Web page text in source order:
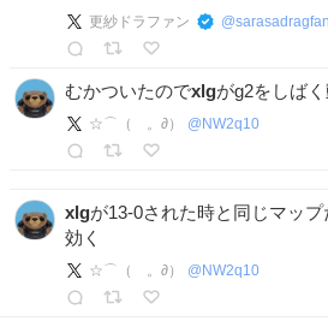
更紗ドラファン @sarasadragfan
むかついたのでxlgがg2をしば
☆⌒（ゝ。∂） @ NW2q10
xlgが13-0された時と同じマッ
効く
☆⌒（ゝ。∂） @ NW2q10